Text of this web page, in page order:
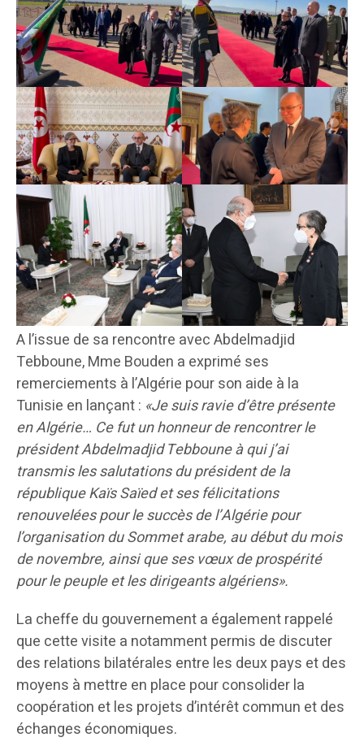
A l’issue de sa rencontre avec Abdelmadjid
Tebboune, Mme Bouden a exprimé ses
remerciements à l’Algérie pour son aide à la
Tunisie en lançant : «Je suis ravie d’être présente
en Algérie… Ce fut un honneur de rencontrer le
président Abdelmadjid Tebboune à qui j’ai
transmis les salutations du président de la
république Kaïs Saïed et ses félicitations
renouvelées pour le succès de l’Algérie pour
l’organisation du Sommet arabe, au début du mois
de novembre, ainsi que ses vœux de prospérité
pour le peuple et les dirigeants algériens».
La cheffe du gouvernement a également rappelé
que cette visite a notamment permis de discuter
des relations bilatérales entre les deux pays et des
moyens à mettre en place pour consolider la
coopération et les projets d’intérêt commun et des
échanges économiques.